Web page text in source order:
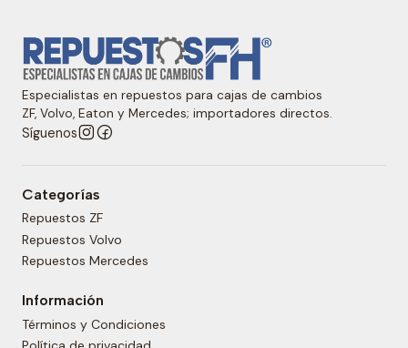
Especialistas en repuestos para cajas de cambios
ZF, Volvo, Eaton y Mercedes; importadores directos.
Síguenos
Categorías
Repuestos ZF
Repuestos Volvo
Repuestos Mercedes
Información
Términos y Condiciones